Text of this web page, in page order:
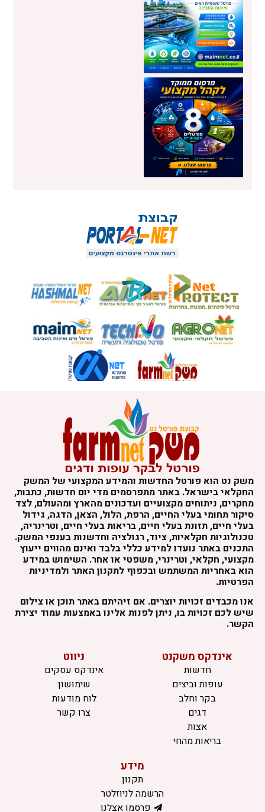
משק נט הוא פורטל החדשות והמידע המקצועי של המשק
החקלאי בישראל. באתר מתפרסמים מדי יום חדשות, כתבות,
מחקרים, ניתוחים מקצועיים ועדכונים מהארץ ומהעולם, לצד
סיקור תחומי בעלי החיים, הרפת, הלול, הצאן, הדגה, גידול
בעלי חיים, תזונת בעלי חיים, בריאות בעלי חיים, וטרינריה,
טכנולוגיות חקלאיות, ציוד, רגולציה וחדשנות בענפי המשק.
התכנים באתר נועדו למידע כללי בלבד ואינם מהווים ייעוץ
מקצועי, חקלאי, וטרינרי, משפטי או אחר. השימוש במידע
הוא באחריות המשתמש ובכפוף לתקנון האתר ולמדיניות
הפרטיות.
אנו מכבדים זכויות יוצרים. אם זיהיתם באתר תוכן או צילום
שיש לכם זכויות בו, ניתן לפנות אלינו באמצעות עמוד יצירת
הקשר.
אינדקס משקנט
חדשות
עופות וביצים
בקר וחלב
דגים
אצות
בריאות מהחי
ניווט
אינדקס עסקים
שימושון
לוח מודעות
צרו קשר
מידע
תקנון
הרשמה לניוזלטר
פרסמו אצלנו